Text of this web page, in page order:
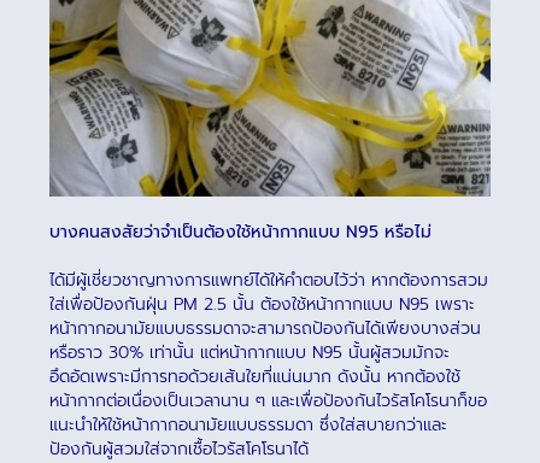
บางคนสงสัยว่าจำเป็นต้องใช้หน้ากากแบบ N95 หรือไม่
ได้มีผู้เชี่ยวชาญทางการแพทย์ได้ให้คำตอบไว้ว่า หากต้องการสวม
ใส่เพื่อป้องกันฝุ่น PM 2.5 นั้น ต้องใช้หน้ากากแบบ N95 เพราะ
หน้ากากอนามัยแบบธรรมดาจะสามารถป้องกันได้เพียงบางส่วน
หรือราว 30% เท่านั้น แต่หน้ากากแบบ N95 นั้นผู้สวมมักจะ
อึดอัดเพราะมีการทอด้วยเส้นใยที่แน่นมาก ดังนั้น หากต้องใช้
หน้ากากต่อเนื่องเป็นเวลานาน ๆ และเพื่อป้องกันไวรัสโคโรนาก็ขอ
แนะนำให้ใช้หน้ากากอนามัยแบบธรรมดา ซึ่งใส่สบายกว่าและ
ป้องกันผู้สวมใส่จากเชื้อไวรัสโคโรนาได้